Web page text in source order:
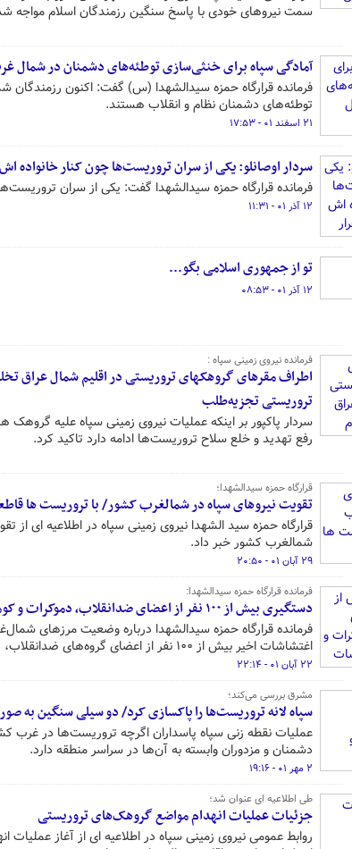
سمت نیروهای خودی با پاسخ سنگین رزمندگان اسلام مواجه
آمادگی سپاه برای خنثی‌سازی توطئه‌های دشمنان در شمال
فرمانده قرارگاه حمزه سیدالشهدا (س) گفت: اکنون رزمندگان
توطئه‌های دشمنان نظام و انقلاب هستند.
۲۱ اسفند ۰۱ - ۱۷:۵۳
سردار اوصانلو: یکی از سران تروریست‌ها چون کنار خانواده اش
فرمانده قرارگاه حمزه سیدالشهدا گفت: یکی از سران
۱۲ آذر ۰۱ - ۱۱:۳۱
تو از جمهوری اسلامی بگو...
۱۲ آذر ۰۱ - ۰۸:۵۳
فرمانده نیروی زمینی سپاه :
اطراف مقرهای گروهکهای تروریستی در اقلیم شمال عراق
تروریستی تجزیه‌طلب
سردار پاکپور بر اینکه عملیات نیروی زمینی سپاه علیه
رفع تهدید و خلع سلاح تروریست‌ها ادامه دارد تاکید کرد.
قرارگاه حمزه سیدالشهدا؛
تقویت نیروهای سپاه در شمالغرب کشور/ با تروریست ها
قرارگاه حمزه سید الشهدا نیروی زمینی سپاه در اطلاعیه ای از
شمالغرب کشور خبر داد.
۲۹ آبان ۰۱ - ۲۰:۵۰
فرمانده قرارگاه حمزه سیدالشهدا:
دستگیری بیش از ۱۰۰ نفر از اعضای ضدانقلاب، دموکرات و کومله در اغتشاشات اخیر
فرمانده قرارگاه حمزه سیدالشهدا درباره وضعیت مرزهای
اغتشاشات اخیر بیش از ۱۰۰ نفر از اعضای گروه‌های ضدانقلاب، دموکرات و کومله را دستگیر کردیم
۲۲ آبان ۰۱ - ۲۲:۱۴
مشرق بررسی می‌کند؛
سپاه لانه تروریست‌ها را پاکسازی کرد/ دو سیلی سنگین به صورت
عملیات نقطه زنی سپاه پاسداران اگرچه تروریست‌ها در غرب
دشمنان و مزدوران وابسته به آن‌ها در سراسر منطقه دارد.
۲ مهر ۰۱ - ۱۹:۱۶
طی اطلاعیه ای عنوان شد؛
جزئیات عملیات انهدام مواضع گروهک‌های تروریستی
روابط عمومی نیروی زمینی سپاه در اطلاعیه ای از آغاز